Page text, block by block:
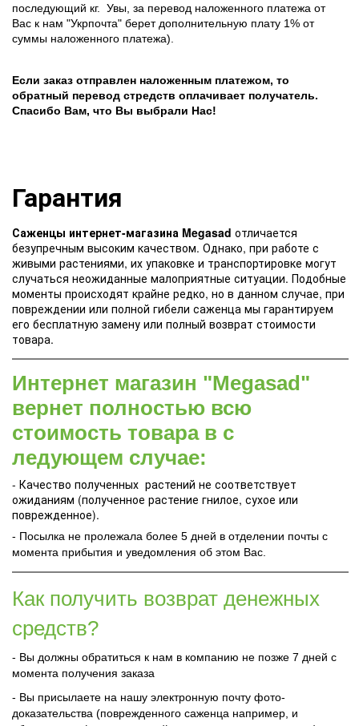
последующий кг. Увы, за перевод наложенного платежа от
Вас к нам "Укрпочта" берет дополнительную плату 1% от
суммы наложенного платежа).
Если заказ отправлен наложенным платежом, то
обратный перевод стредств оплачивает получатель.
Спасибо Вам, что Вы выбрали Нас!
Гарантия
Саженцы интернет-магазина Megasad отличается
безупречным высоким качеством. Однако, при работе с
живыми растениями, их упаковке и транспортировке могут
случаться неожиданные малоприятные ситуации. Подобные
моменты происходят крайне редко, но в данном случае, при
повреждении или полной гибели саженца мы гарантируем
его бесплатную замену или полный возврат стоимости
товара.
Интернет магазин "Megasad"
вернет полностью всю
стоимость товара в с
ледующем случае:
- Качество полученных растений не соответствует
ожиданиям (полученное растение гнилое, сухое или
поврежденное).
- Посылка не пролежала более 5 дней в отделении почты с
момента прибытия и уведомления об этом Вас.
Как получить возврат денежных
средств?
- Вы должны обратиться к нам в компанию не позже 7 дней с
момента получения заказа
- Вы присылаете на нашу электронную почту фото-
доказательства (поврежденного саженца например, и